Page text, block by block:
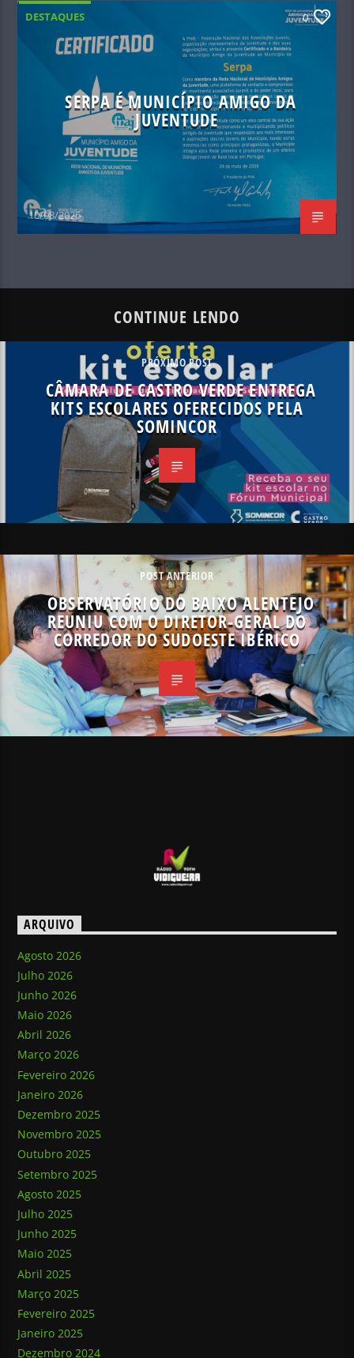
DESTAQUES 0
SERPA É MUNICÍPIO AMIGO DA
JUVENTUDE
10/08/2026
CONTINUE LENDO
PRÓXIMO POST
CÂMARA DE CASTRO VERDE ENTREGA
KITS ESCOLARES OFERECIDOS PELA
SOMINCOR
POST ANTERIOR
OBSERVATÓRIO DO BAIXO ALENTEJO
REUNIU COM O DIRETOR-GERAL DO
CORREDOR DO SUDOESTE IBÉRICO
ARQUIVO
Agosto 2026
Julho 2026
Junho 2026
Maio 2026
Abril 2026
Março 2026
Fevereiro 2026
Janeiro 2026
Dezembro 2025
Novembro 2025
Outubro 2025
Setembro 2025
Agosto 2025
Julho 2025
Junho 2025
Maio 2025
Abril 2025
Março 2025
Fevereiro 2025
Janeiro 2025
Dezembro 2024